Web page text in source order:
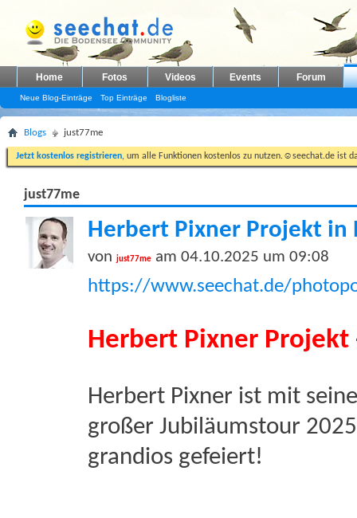
Home Fotos Videos Events Forum
Neue Blog-Einträge Top Einträge Blogliste
Blogs just77me
Jetzt kostenlos registrieren, um alle Funktionen kostenlos zu nutzen.☺seechat.de ist
just77me
Herbert Pixner Projekt in
von just77me am 04.10.2025 um 09:08
https://www.seechat.de/
Herbert Pixner
Herbert Pixner ist mit
großer Jubiläumstour
grandios gefeiert!